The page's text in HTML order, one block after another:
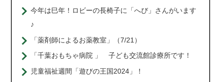
今年は巳年！ロビーの長椅子に「へび」さんがいます
♪
「薬剤師によるお薬教室」（7/21）
「千葉おもちゃ病院 」 子ども交流館診療所です！
児童福祉週間「遊びの王国2024」！